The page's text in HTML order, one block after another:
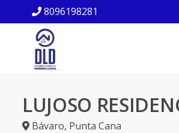
8096198281
LUJOSO
Bávaro, Punta Cana